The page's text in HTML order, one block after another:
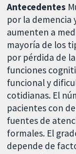
Antecedentes
por la demencia
aumenten a
mayoría de los
por pérdida de
funciones
funcional y
cotidianas. El
pacientes con
fuentes de
formales. El
depende de